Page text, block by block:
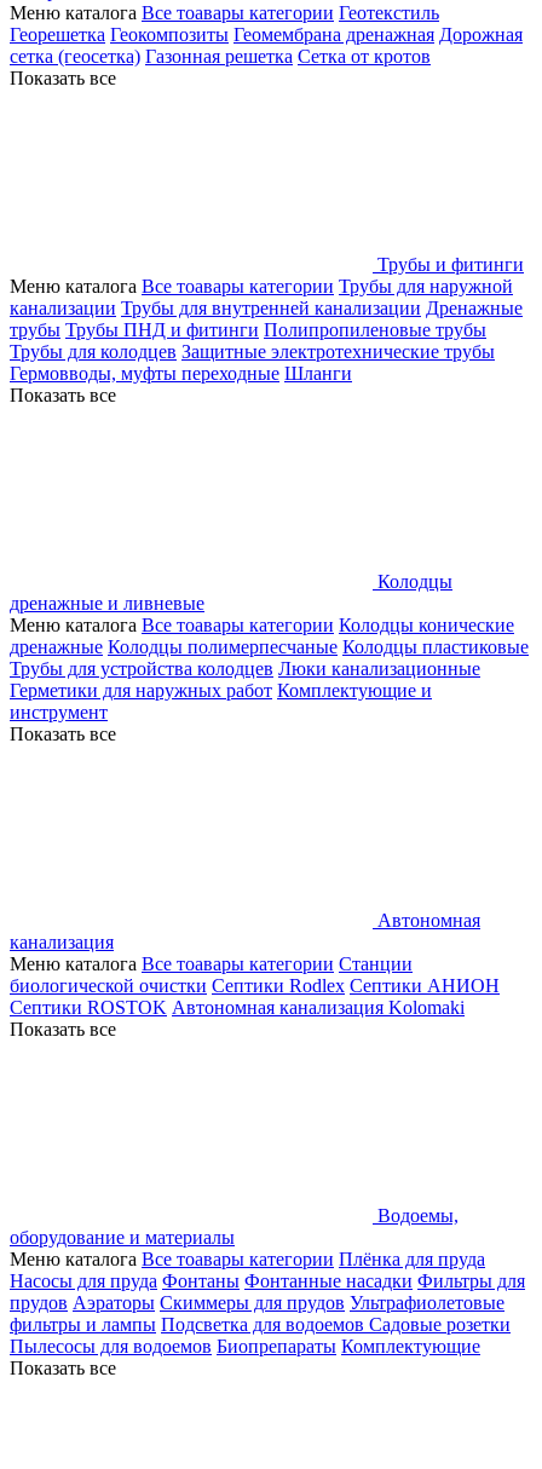
Меню каталога Все тоавары категории Геотекстиль
Георешетка Геокомпозиты Геомембрана дренажная Дорожная
сетка (геосетка) Газонная решетка Сетка от кротов
Показать все
Трубы и фитинги
Меню каталога Все тоавары категории Трубы для наружной
канализации Трубы для внутренней канализации Дренажные
трубы Трубы ПНД и фитинги Полипропиленовые трубы
Трубы для колодцев Защитные электротехнические трубы
Гермовводы, муфты переходные Шланги
Показать все
Колодцы
дренажные и ливневые
Меню каталога Все тоавары категории Колодцы конические
дренажные Колодцы полимерпесчаные Колодцы пластиковые
Трубы для устройства колодцев Люки канализационные
Герметики для наружных работ Комплектующие и
инструмент
Показать все
Автономная
канализация
Меню каталога Все тоавары категории Станции
биологической очистки Септики Rodlex Септики АНИОН
Септики ROSTOK Автономная канализация Kolomaki
Показать все
Водоемы,
оборудование и материалы
Меню каталога Все тоавары категории Плёнка для пруда
Насосы для пруда Фонтаны Фонтанные насадки Фильтры для
прудов Аэраторы Скиммеры для прудов Ультрафиолетовые
фильтры и лампы Подсветка для водоемов Садовые розетки
Пылесосы для водоемов Биопрепараты Комплектующие
Показать все